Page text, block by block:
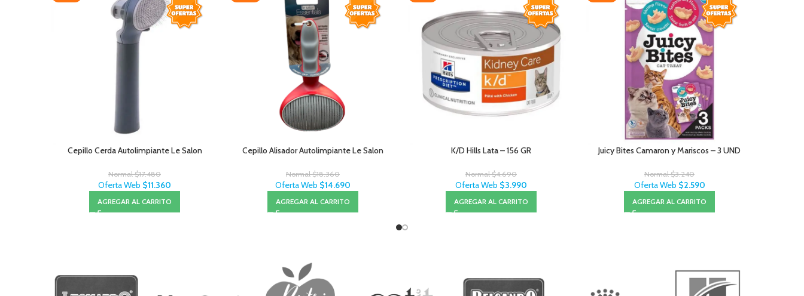
Cepillo Cerda Autolimpiante Le Salon
Normal$17.480
Oferta Web $11.360
AGREGAR AL CARRITO
Cepillo Alisador Autolimpiante Le Salon
Normal$18.360
Oferta Web $14.690
AGREGAR AL CARRITO
K/D Hills Lata – 156 GR
Normal$4.690
Oferta Web $3.990
AGREGAR AL CARRITO
Juicy Bites Camaron y Mariscos – 3 UND
Normal$3.240
Oferta Web $2.590
AGREGAR AL CARRITO